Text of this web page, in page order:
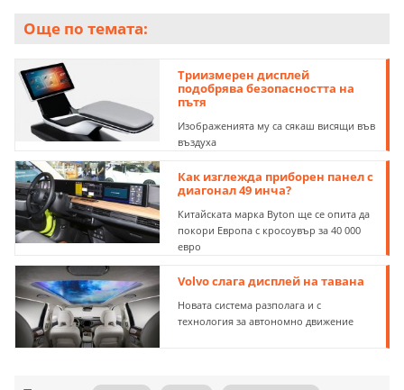
Още по темата:
Триизмерен дисплей
подобрява безопасността на
пътя
Изображенията му са сякаш висящи във
въздуха
Как изглежда приборен панел с
диагонал 49 инча?
Китайската марка Byton ще се опита да
покори Европа с кросоувър за 40 000
евро
Volvo слага дисплей на тавана
Новата система разполага и с
технология за автономно движение